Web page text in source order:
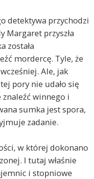
detektywa przychodzi
Margaret przyszła
została
mordercę. Tyle, że
Ale, jak
pory nie udało się
znaleźć winnego i
sumka jest spora,
zadanie.
w której dokonano
I tutaj właśnie
i stopniowe